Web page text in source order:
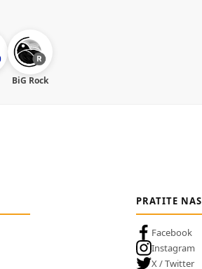
BiG Rock
PRATITE NAS
Facebook
Instagram
X / Twitter